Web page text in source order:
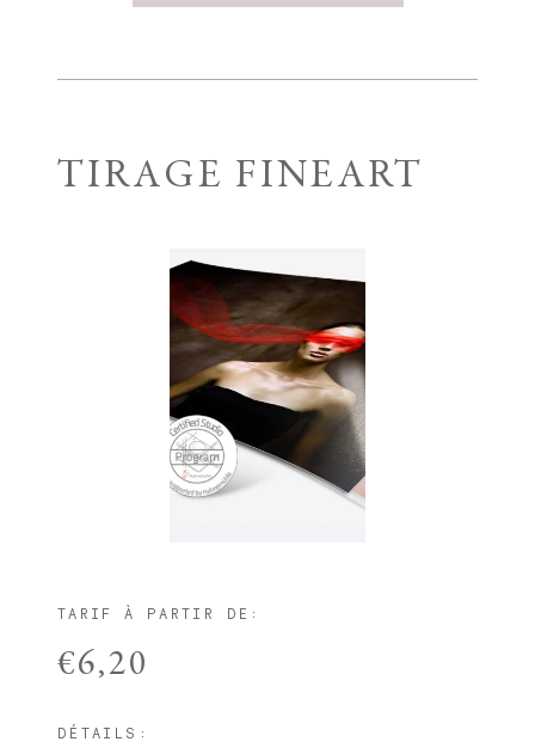
TARIF À PARTIR DE:
TIRAGE FINEART
€6,20
DÉTAILS: